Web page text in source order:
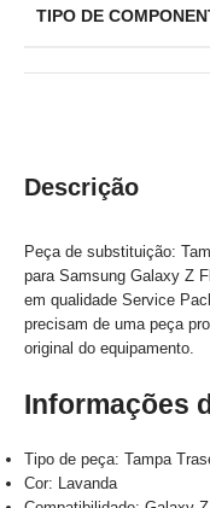
Descrição
Peça de substituição:
para Samsung Galaxy Z
em qualidade Service
precisam de uma peça
original do equipamento.
Informações
Tipo de peça: Tampa
Cor: Lavanda
TIPO DE